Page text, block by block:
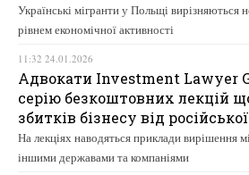
Українські мігранти у Польщі вирізняються
рівнем економічної активності
11:32 24.01.2026
Адвокати Investment Lawyer
серію безкоштовних лекцій
збитків бізнесу від
На лекціях наводяться приклади вирішення
іншими державами та компаніями